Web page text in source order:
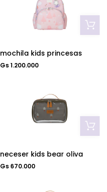
mochila kids princesas
Gs 1.200.000
neceser kids bear oliva
Gs 670.000